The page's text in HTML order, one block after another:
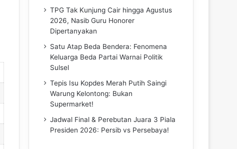
TPG Tak Kunjung Cair hingga Agustus
2026, Nasib Guru Honorer
Dipertanyakan
Satu Atap Beda Bendera: Fenomena
Keluarga Beda Partai Warnai Politik
Sulsel
Tepis Isu Kopdes Merah Putih Saingi
Warung Kelontong: Bukan
Supermarket!
Jadwal Final & Perebutan Juara 3 Piala
Presiden 2026: Persib vs Persebaya!